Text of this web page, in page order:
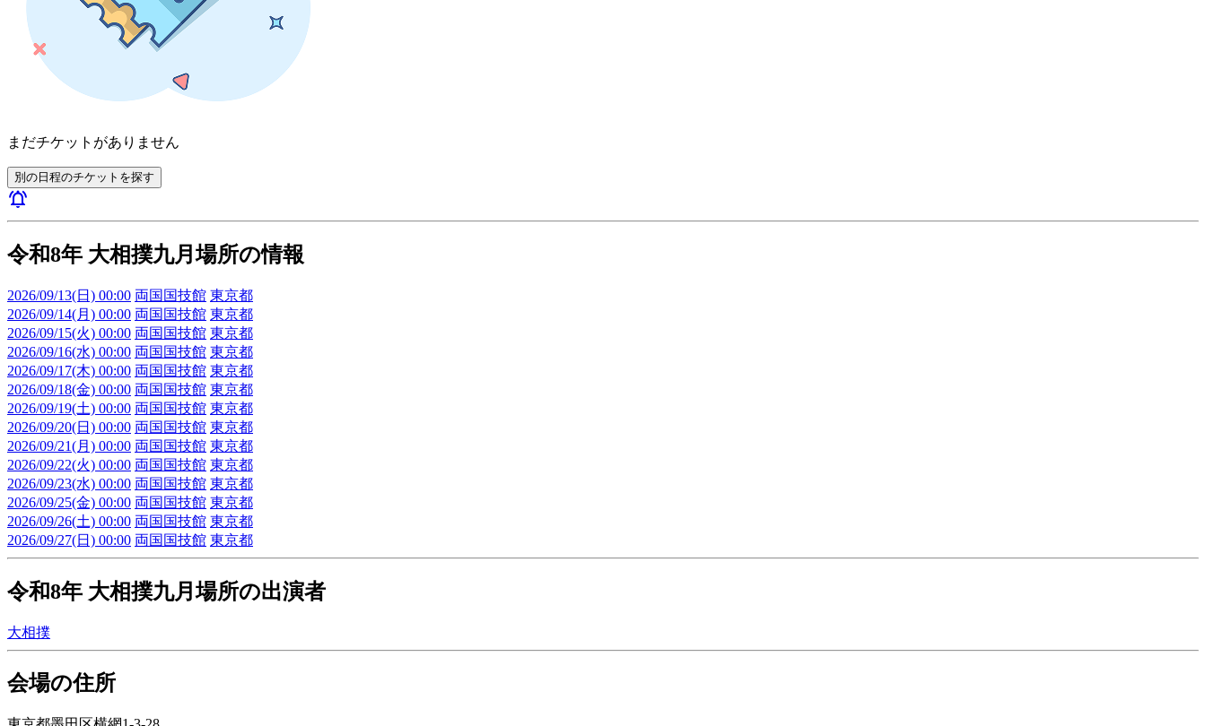
まだチケットがありません
別の日程のチケットを探す
notifications_active
令和8年 大相撲九月場所の情報
2026/09/13(日) 00:00 両国国技館 東京都
2026/09/14(月) 00:00 両国国技館 東京都
2026/09/15(火) 00:00 両国国技館 東京都
2026/09/16(水) 00:00 両国国技館 東京都
2026/09/17(木) 00:00 両国国技館 東京都
2026/09/18(金) 00:00 両国国技館 東京都
2026/09/19(土) 00:00 両国国技館 東京都
2026/09/20(日) 00:00 両国国技館 東京都
2026/09/21(月) 00:00 両国国技館 東京都
2026/09/22(火) 00:00 両国国技館 東京都
2026/09/23(水) 00:00 両国国技館 東京都
2026/09/25(金) 00:00 両国国技館 東京都
2026/09/26(土) 00:00 両国国技館 東京都
2026/09/27(日) 00:00 両国国技館 東京都
令和8年 大相撲九月場所の出演者
大相撲
会場の住所